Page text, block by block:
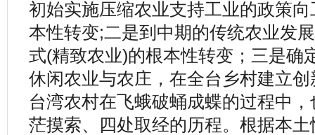
初始实施压缩农业支持工业的政策
本性转变;二是到中期的传统农业发
式(精致农业)的根本性转变；三是确
休闲农业与农庄，在全台乡村建立
台湾农村在飞蛾破蛹成蝶的过程中
茫摸索、四处取经的历程。根据本